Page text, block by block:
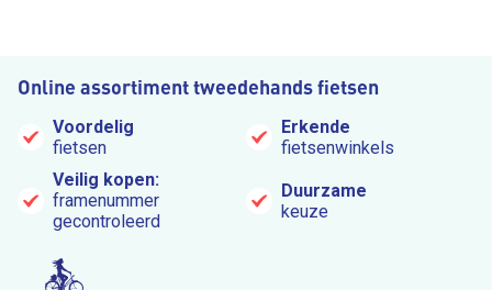
Online assortiment tweedehands fietsen
Voordelig
fietsen
Erkende
fietsenwinkels
Veilig kopen:
framenummer
gecontroleerd
Duurzame
keuze